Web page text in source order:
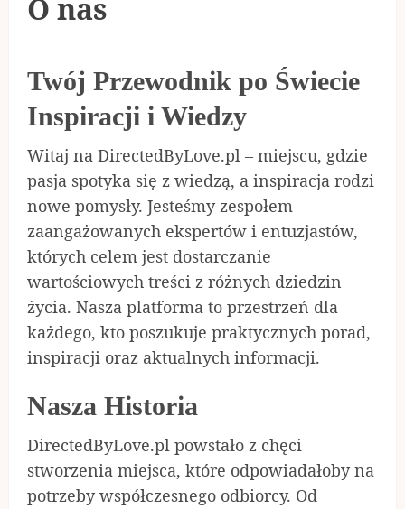
O nas
Twój Przewodnik po Świecie
Inspiracji i Wiedzy
Witaj na DirectedByLove.pl – miejscu, gdzie
pasja spotyka się z wiedzą, a inspiracja rodzi
nowe pomysły. Jesteśmy zespołem
zaangażowanych ekspertów i entuzjastów,
których celem jest dostarczanie
wartościowych treści z różnych dziedzin
życia. Nasza platforma to przestrzeń dla
każdego, kto poszukuje praktycznych porad,
inspiracji oraz aktualnych informacji.
Nasza Historia
DirectedByLove.pl powstało z chęci
stworzenia miejsca, które odpowiadałoby na
potrzeby współczesnego odbiorcy. Od